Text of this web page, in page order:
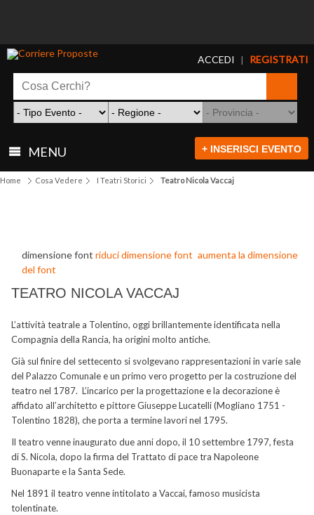
ACCEDI | REGISTRATI
MENU + INSERISCI EVENTO
Home Cosa Vedere I Teatri Storici Teatro Nicola Vaccaj
dimensione font riduci dimensione font aumenta la dimensione
del font
TEATRO NICOLA VACCAJ
L’attività teatrale a Tolentino, oggi brillantemente identificata nella
Compagnia della Rancia, ha origini molto antiche.
Già sul finire del settecento si svolgevano rappresentazioni in varie sale
del Palazzo Comunale e un primo vero progetto per la costruzione del
teatro nel 1787. L’incarico per la progettazione e la decorazione è
affidato all’architetto e pittore Giuseppe Lucatelli (Mogliano 1751 -
Tolentino 1828), che porta a termine lavori nel 1795.
Il teatro venne inaugurato due anni dopo, il 10 settembre 1797, festa
di S. Nicola, dopo la firma del Trattato di pace tra Napoleone
Buonaparte e la Santa Sede.
Nel 1891 il teatro venne intitolato a Vaccai, famoso musicista
tolentinate.